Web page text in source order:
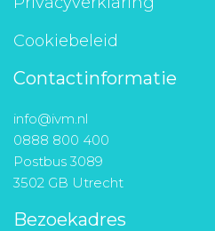
Cookiebeleid
Contactinformatie
info@ivm.nl
0888 800 400
Postbus 3089
3502 GB Utrecht
Bezoekadres